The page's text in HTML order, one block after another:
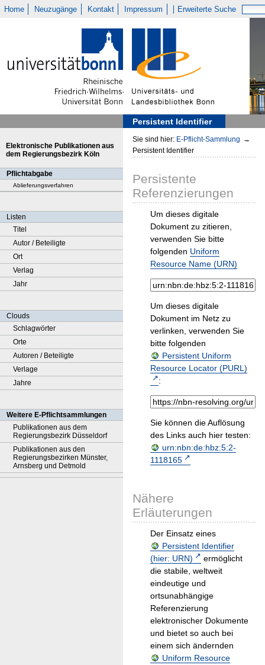
Home Neuzugänge Kontakt Impressum Erweiterte Suche
Persistent Identifier
Elektronische Publikationen aus
dem Regierungsbezirk Köln
Pflichtabgabe
Ablieferungsverfahren
Listen
Titel
Autor / Beteiligte
Ort
Verlag
Jahr
Clouds
Schlagwörter
Orte
Autoren / Beteiligte
Verlage
Jahre
Weitere E-Pflichtsammlungen
Publikationen aus dem
Regierungsbezirk Düsseldorf
Publikationen aus den
Regierungsbezirken Münster,
Arnsberg und Detmold
Sie sind hier: E-Pflicht-Sammlung →
Persistent Identifier
Persistente
Referenzierungen
Um dieses digitale
Dokument zu zitieren,
verwenden Sie bitte
folgenden Uniform
Resource Name (URN)
Um dieses digitale
Dokument im Netz zu
verlinken, verwenden Sie
bitte folgenden
Persistent Uniform
Resource Locator (PURL)
:
Sie können die Auflösung
des Links auch hier testen:
urn:nbn:de:hbz:5:2-
1118165
Nähere
Erläuterungen
Der Einsatz eines
Persistent Identifier
(hier: URN)
ermöglicht
die stabile, weltweit
eindeutige und
ortsunabhängige
Referenzierung
elektronischer Dokumente
und bietet so auch bei
einem sich ändernden
Uniform Resource